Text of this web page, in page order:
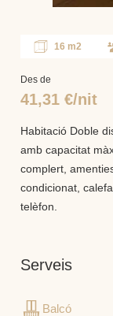
16 m2
Des de
41,31 €/nit
Habitació Doble
amb capacitat
complert,
condicionat,
telèfon.
Serveis
Balcó